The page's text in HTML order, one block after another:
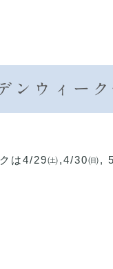
ンウィー
クは4/29㈯,4/30